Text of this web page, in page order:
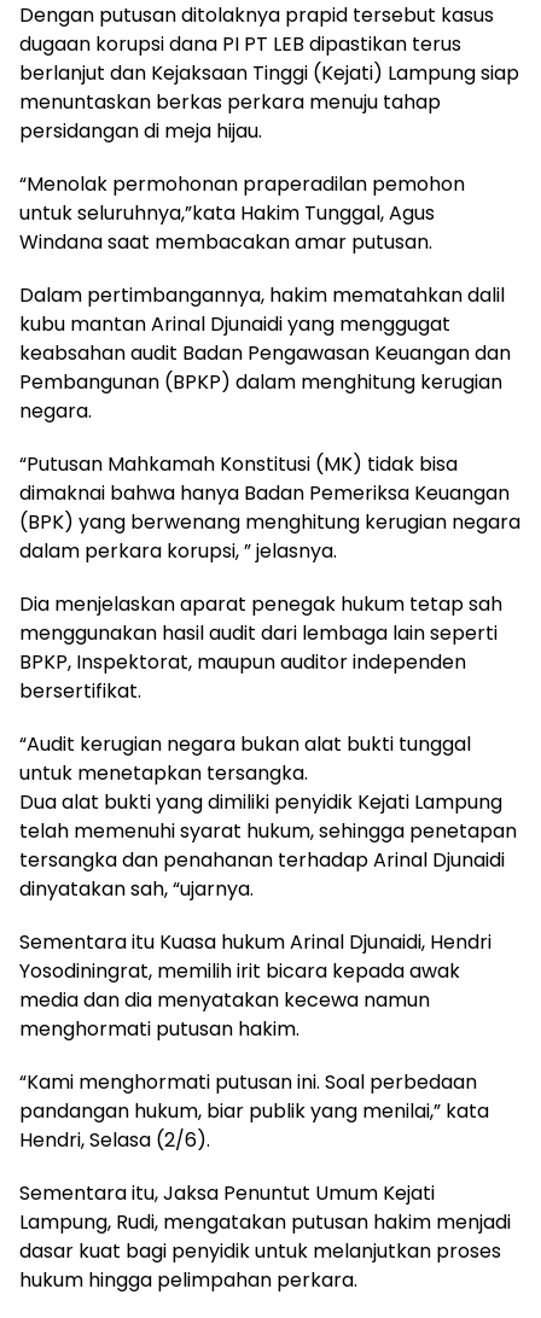
Dengan putusan ditolaknya prapid tersebut kasus
dugaan korupsi dana PI PT LEB dipastikan terus
berlanjut dan Kejaksaan Tinggi (Kejati) Lampung siap
menuntaskan berkas perkara menuju tahap
persidangan di meja hijau.
“Menolak permohonan praperadilan pemohon
untuk seluruhnya,”kata Hakim Tunggal, Agus
Windana saat membacakan amar putusan.
Dalam pertimbangannya, hakim mematahkan dalil
kubu mantan Arinal Djunaidi yang menggugat
keabsahan audit Badan Pengawasan Keuangan dan
Pembangunan (BPKP) dalam menghitung kerugian
negara.
“Putusan Mahkamah Konstitusi (MK) tidak bisa
dimaknai bahwa hanya Badan Pemeriksa Keuangan
(BPK) yang berwenang menghitung kerugian negara
dalam perkara korupsi, ” jelasnya.
Dia menjelaskan aparat penegak hukum tetap sah
menggunakan hasil audit dari lembaga lain seperti
BPKP, Inspektorat, maupun auditor independen
bersertifikat.
“Audit kerugian negara bukan alat bukti tunggal
untuk menetapkan tersangka.
Dua alat bukti yang dimiliki penyidik Kejati Lampung
telah memenuhi syarat hukum, sehingga penetapan
tersangka dan penahanan terhadap Arinal Djunaidi
dinyatakan sah, “ujarnya.
Sementara itu Kuasa hukum Arinal Djunaidi, Hendri
Yosodiningrat, memilih irit bicara kepada awak
media dan dia menyatakan kecewa namun
menghormati putusan hakim.
“Kami menghormati putusan ini. Soal perbedaan
pandangan hukum, biar publik yang menilai,” kata
Hendri, Selasa (2/6).
Sementara itu, Jaksa Penuntut Umum Kejati
Lampung, Rudi, mengatakan putusan hakim menjadi
dasar kuat bagi penyidik untuk melanjutkan proses
hukum hingga pelimpahan perkara.